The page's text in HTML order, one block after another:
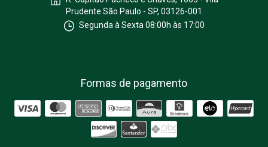
Prudente São Paulo - SP, 03126-001
Segunda à Sexta 08:00h às 17:00
Formas de pagamento